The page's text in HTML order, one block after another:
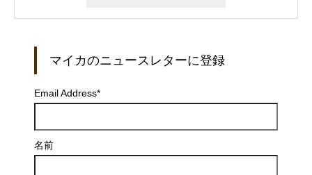
マイカのニュースレターに登録
Email Address*
名前